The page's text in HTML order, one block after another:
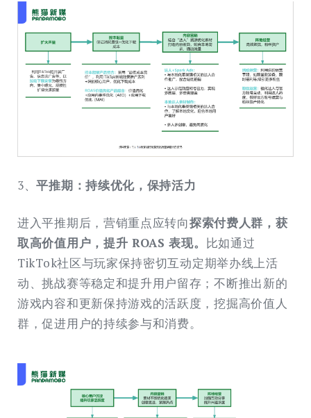
3、平推期：持续优化，保持活力
进入平推期后，营销重点应转向探索付费人群，获
取高价值用户，提升 ROAS 表现。 比如通过
TikTok社区与玩家保持密切互动定期举办线上活
动、挑战赛等稳定和提升用户留存；不断推出新的
游戏内容和更新保持游戏的活跃度，挖掘高价值人
群，促进用户的持续参与和消费。